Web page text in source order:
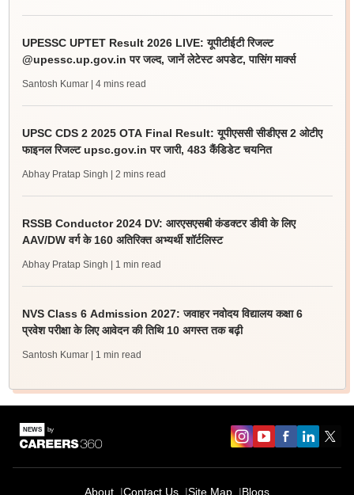
UPESSC UPTET Result 2026 LIVE: यूपीटीईटी रिजल्ट
@upessc.up.gov.in पर जल्द, जानें लेटेस्ट अपडेट, पासिंग मार्क्स
Santosh Kumar | 4 mins read
UPSC CDS 2 2025 OTA Final Result: यूपीएससी सीडीएस 2 ओटीए
फाइनल रिजल्ट upsc.gov.in पर जारी, 483 कैंडिडेट चयनित
Abhay Pratap Singh | 2 mins read
RSSB Conductor 2024 DV: आरएसएसबी कंडक्टर डीवी के लिए
AAV/DW वर्ग के 160 अतिरिक्त अभ्यर्थी शॉर्टलिस्ट
Abhay Pratap Singh | 1 min read
NVS Class 6 Admission 2027: जवाहर नवोदय विद्यालय कक्षा 6
प्रवेश परीक्षा के लिए आवेदन की तिथि 10 अगस्त तक बढ़ी
Santosh Kumar | 1 min read
About Contact Us Site Map Blogs